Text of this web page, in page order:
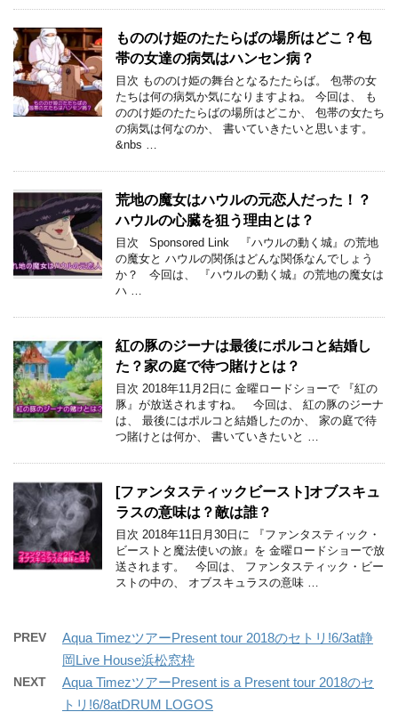
もののけ姫のたたらばの場所はどこ？包
帯の女達の病気はハンセン病？
目次 もののけ姫の舞台となるたたらば。 包帯の女
たちは何の病気か気になりますよね。 今回は、 も
ののけ姫のたたらばの場所はどこか、 包帯の女たち
の病気は何なのか、 書いていきたいと思います。
&nbs …
荒地の魔女はハウルの元恋人だった！？
ハウルの心臓を狙う理由とは？
目次 Sponsored Link 『ハウルの動く城』の荒地
の魔女と ハウルの関係はどんな関係なんでしょう
か？ 今回は、 『ハウルの動く城』の荒地の魔女は
ハ …
紅の豚のジーナは最後にポルコと結婚し
た？家の庭で待つ賭けとは？
目次 2018年11月2日に 金曜ロードショーで 『紅の
豚』が放送されますね。 今回は、 紅の豚のジーナ
は、 最後にはポルコと結婚したのか、 家の庭で待
つ賭けとは何か、 書いていきたいと …
[ファンタスティックビースト]オブスキュ
ラスの意味は？敵は誰？
目次 2018年11日月30日に 『ファンタスティック・
ビーストと魔法使いの旅』を 金曜ロードショーで放
送されます。 今回は、 ファンタスティック・ビー
ストの中の、 オブスキュラスの意味 …
PREV
Aqua TimezツアーPresent tour 2018のセトリ!6/3at静
岡Live House浜松窓枠
NEXT
Aqua TimezツアーPresent is a Present tour 2018のセ
トリ!6/8atDRUM LOGOS